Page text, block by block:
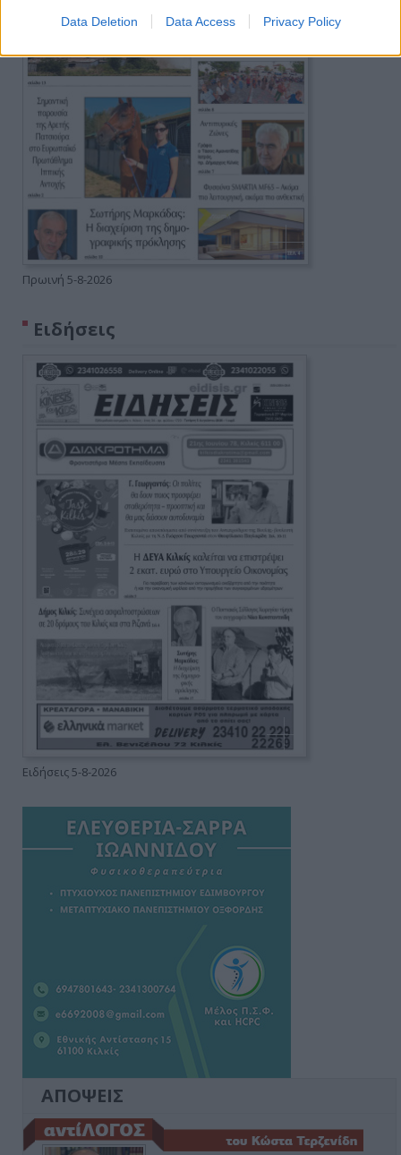
Data Deletion Data Access Privacy Policy
Πρωινή 5-8-2026
Ειδήσεις
Ειδήσεις 5-8-2026
ΑΠΟΨΕΙΣ